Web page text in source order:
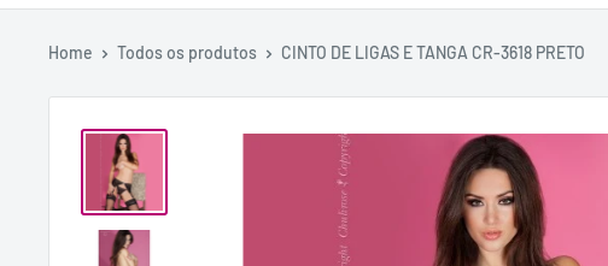
Home Todos os produtos CINTO DE LIGAS E TANGA CR-3618 PRETO